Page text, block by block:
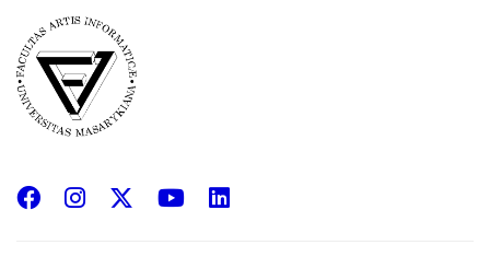
Facebook
InstagramYouTube